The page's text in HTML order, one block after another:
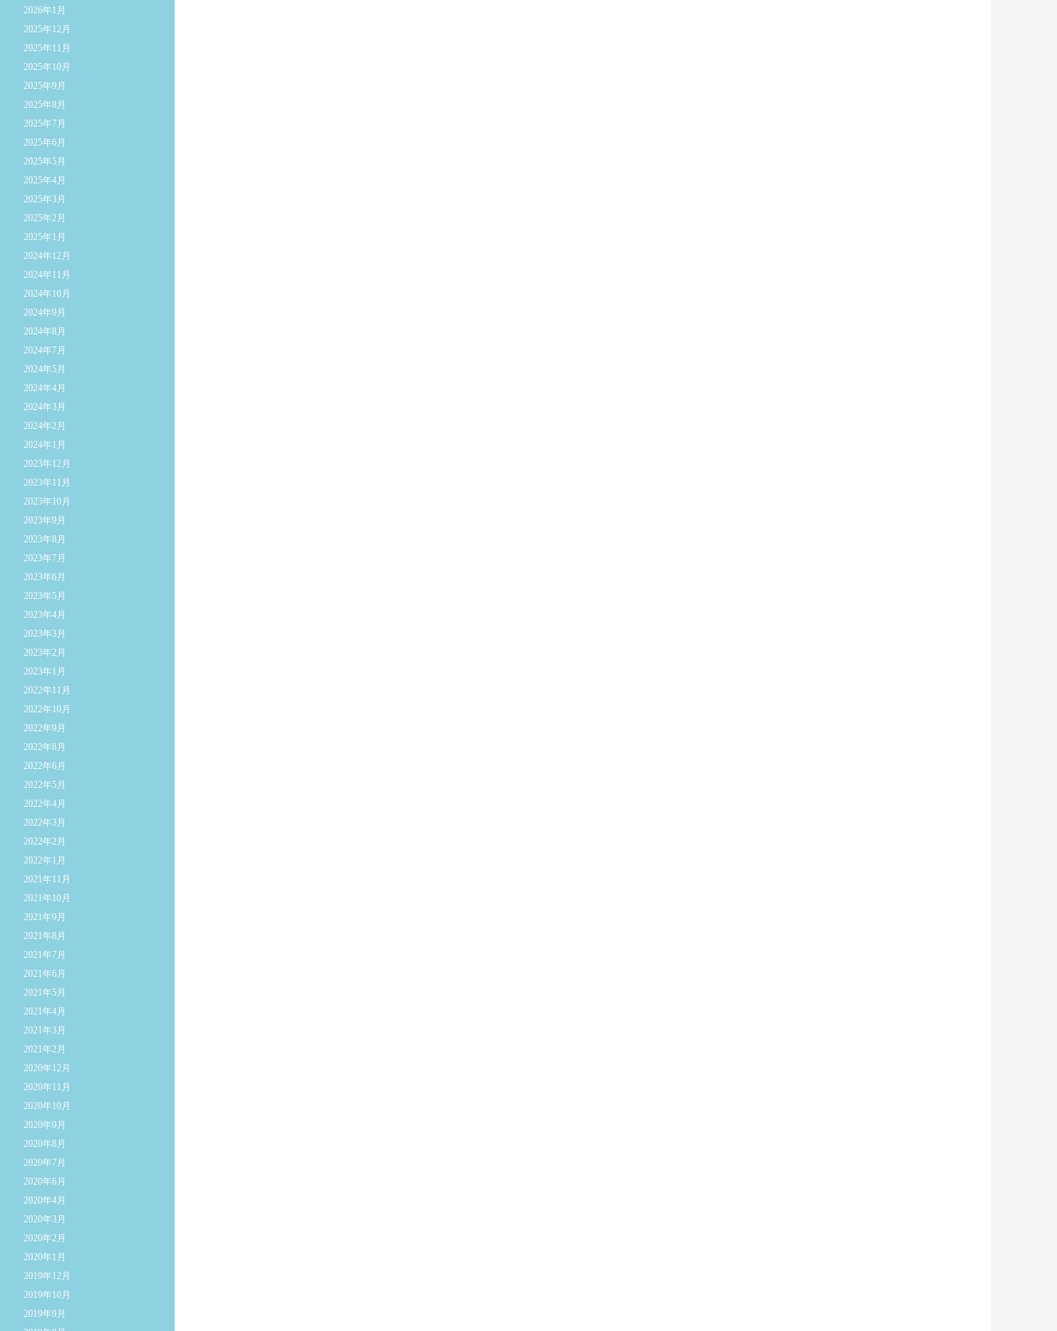
2026年1月
2025年12月
2025年11月
2025年10月
2025年9月
2025年8月
2025年7月
2025年6月
2025年5月
2025年4月
2025年3月
2025年2月
2025年1月
2024年12月
2024年11月
2024年10月
2024年9月
2024年8月
2024年7月
2024年5月
2024年4月
2024年3月
2024年2月
2024年1月
2023年12月
2023年11月
2023年10月
2023年9月
2023年8月
2023年7月
2023年6月
2023年5月
2023年4月
2023年3月
2023年2月
2023年1月
2022年11月
2022年10月
2022年9月
2022年8月
2022年6月
2022年5月
2022年4月
2022年3月
2022年2月
2022年1月
2021年11月
2021年10月
2021年9月
2021年8月
2021年7月
2021年6月
2021年5月
2021年4月
2021年3月
2021年2月
2020年12月
2020年11月
2020年10月
2020年9月
2020年8月
2020年7月
2020年6月
2020年4月
2020年3月
2020年2月
2020年1月
2019年12月
2019年10月
2019年9月